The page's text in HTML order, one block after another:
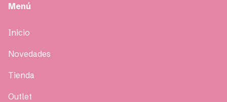
Menú
Inicio
Novedades
Tienda
Outlet